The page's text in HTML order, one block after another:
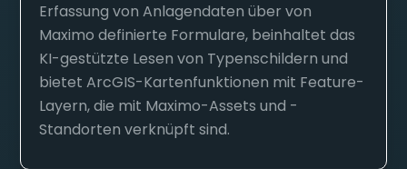
Erfassung von Anlagendaten über von
Maximo definierte Formulare, beinhaltet das
KI-gestützte Lesen von Typenschildern und
bietet ArcGIS-Kartenfunktionen mit Feature-
Layern, die mit Maximo-Assets und -
Standorten verknüpft sind.